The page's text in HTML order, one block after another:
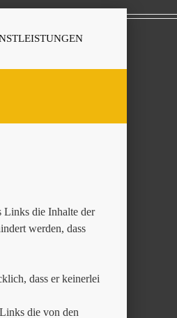
Links die Inhalte der
werden, dass
dass er keinerlei
die von den